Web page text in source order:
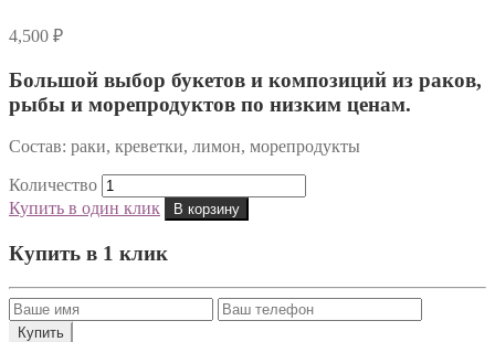
4,500 ₽
Большой выбор букетов и композиций из раков,
рыбы и морепродуктов по низким ценам.
Состав: раки, креветки, лимон, морепродукты
Количество
Купить в один клик
В корзину
Купить в 1 клик